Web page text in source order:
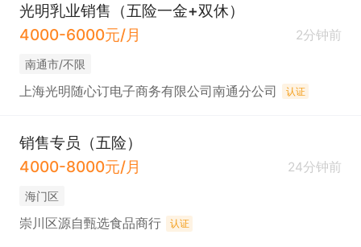
光明乳业销售（五险一金+双休）
4000-6000元/月
2分钟前
南通市/不限
上海光明随心订电子商务有限公司南通分公司 认证
销售专员（五险）
4000-8000元/月
24分钟前
海门区
崇川区源自甄选食品商行 认证